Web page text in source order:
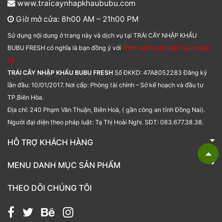
www.traicaynhapkhaububu.com
Giờ mở cửa: 8h00 AM – 21h00 PM
Sử dụng nội dung ở trang này và dịch vụ tại TRÁI CÂY NHẬP KHẨU
BUBU FRESH có nghĩa là bạn đồng ý với chính sách bảo mật của chúng
tôi
TRÁI CÂY NHẬP KHẨU BUBU FRESH Số ĐKKD: 47A8052283 Đăng ký
lần đầu: 10/01/2017. Nơi cấp: Phòng tài chính – Sở kế hoạch và đầu tư
TP.Biên Hòa.
Địa chỉ: 240 Phạm Văn Thuận, Biên Hoà, ( gần công an tỉnh Đồng Nai).
Người đại diện theo pháp luật: Tạ Thị Hoài Nghi. SĐT: 083.677.38.38.
HỖ TRỢ KHÁCH HÀNG
TRÁI CÂY NHẬP KHẨU BUBU FRESH
MENU DANH MỤC SẢN PHẨM
Bánh kẹo
Giỏ quà tặng
THEO DÕI CHÚNG TÔI